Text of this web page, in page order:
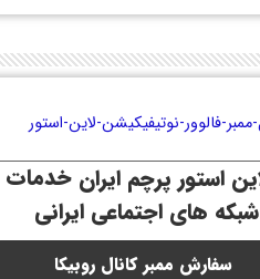
خدمات
شبکه های اجتماعی ایرانی
سفارش ممبر کانال روبیکا